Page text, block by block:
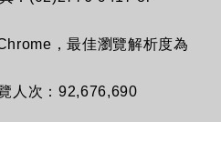
，最佳瀏覽解析度為
人次：92,676,690